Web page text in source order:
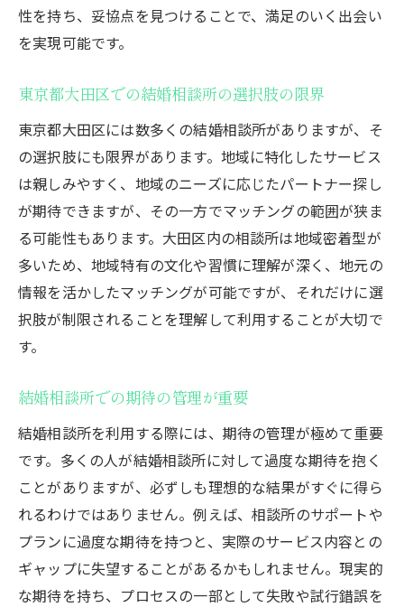
結婚相談所の料金体系を理解する
追加料金が発生するケースとは
投資としての価値を評価する
費用対効果を考えるポイント
無料相談サービスの活用法
個人情報管理の重要性
データ流出リスクの現状
プライバシーポリシーを確認する
相談所が提供するプライバシー対策
時間はかかる？結婚相談所での婚活のタイムラ
イン
婚活の進行速度を知る
マッチングまでの時間を短縮する方法
相談所利用のスケジュール管理
東京都大田区での婚活ステップの具体例
性を持ち、妥協点を見つけることで、満足のいく出会い
を実現可能です。
東京都大田区での結婚相談所の選択肢の限界
東京都大田区には数多くの結婚相談所がありますが、そ
の選択肢にも限界があります。地域に特化したサービス
は親しみやすく、地域のニーズに応じたパートナー探し
が期待できますが、その一方でマッチングの範囲が狭ま
る可能性もあります。大田区内の相談所は地域密着型が
多いため、地域特有の文化や習慣に理解が深く、地元の
情報を活かしたマッチングが可能ですが、それだけに選
択肢が制限されることを理解して利用することが大切で
す。
結婚相談所での期待の管理が重要
結婚相談所を利用する際には、期待の管理が極めて重要
です。多くの人が結婚相談所に対して過度な期待を抱く
ことがありますが、必ずしも理想的な結果がすぐに得ら
れるわけではありません。例えば、相談所のサポートや
プランに過度な期待を持つと、実際のサービス内容との
ギャップに失望することがあるかもしれません。現実的
な期待を持ち、プロセスの一部として失敗や試行錯誤を